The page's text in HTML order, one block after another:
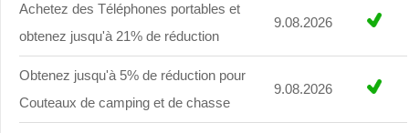
Achetez des Téléphones portables et
obtenez jusqu'à 21% de réduction
9.08.2026
Obtenez jusqu'à 5% de réduction pour
Couteaux de camping et de chasse
9.08.2026